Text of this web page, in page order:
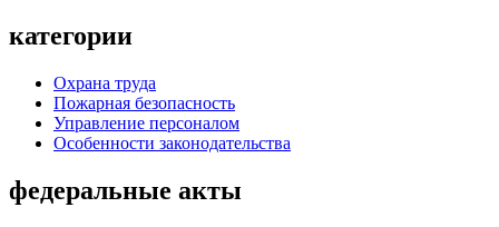
категории
Охрана труда
Пожарная безопасность
Управление персоналом
Особенности законодательства
федеральные акты